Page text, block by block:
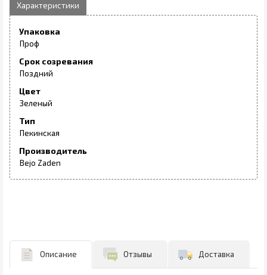
Упаковка
Проф
Срок созревания
Поздний
Цвет
Зеленый
Тип
Пекинская
Производитель
Bejo Zaden
Описание Отзывы Доставка